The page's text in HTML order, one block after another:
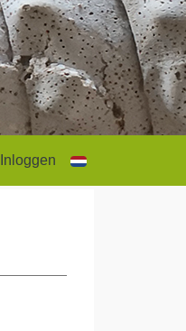
Inloggen